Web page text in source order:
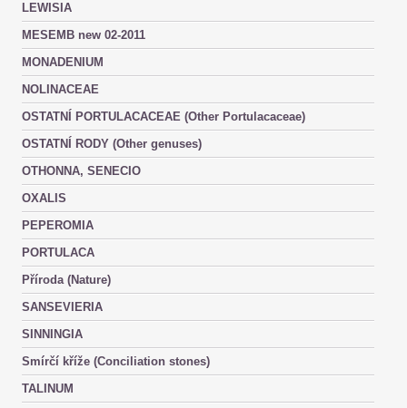
LEWISIA
MESEMB new 02-2011
MONADENIUM
NOLINACEAE
OSTATNÍ PORTULACACEAE (Other Portulacaceae)
OSTATNÍ RODY (Other genuses)
OTHONNA, SENECIO
OXALIS
PEPEROMIA
PORTULACA
Příroda (Nature)
SANSEVIERIA
SINNINGIA
Smírčí kříže (Conciliation stones)
TALINUM